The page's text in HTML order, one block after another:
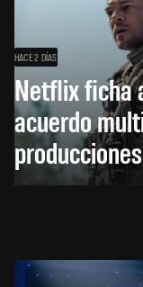
HACE 2 DÍAS
Netflix ficha
acuerdo
producciones